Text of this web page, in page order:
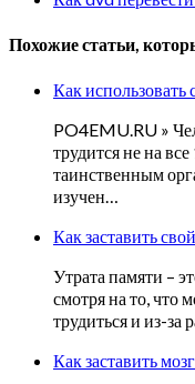
Похожие статьи,
Как использовать
PO4EMU.RU »
трудится не на
таинственным
изучен…
Как заставить
Утрата памяти –
смотря на то, что
трудиться и из-за
Как заставить